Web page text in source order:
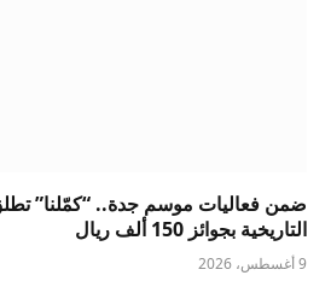
ضمن فعاليات موسم جدة.. “كمّلنا”
التاريخية بجوائز 150 ألف ريال
9 أغسطس، 2026